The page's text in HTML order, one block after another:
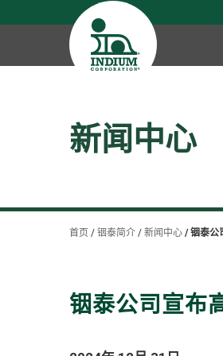
新闻中心
首页 铟泰简介 新闻中心 铟泰公
铟泰公司宣布